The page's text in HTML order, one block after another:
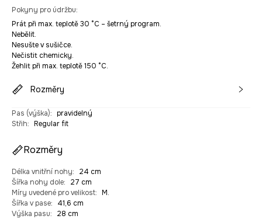
Pokyny pro údržbu:
Prát při max. teplotě 30 °C – šetrný program.
Nebělit.
Nesušte v sušičce.
Nečistit chemicky.
Žehlit při max. teplotě 150 °C.
Rozměry
Pas (výška): pravidelný
Střih: Regular fit
Rozměry
Délka vnitřní nohy:
24 cm
Šířka nohy dole:
27 cm
Míry uvedené pro velikost: M.
Šířka v pase:
41,6 cm
Výška pasu:
28 cm